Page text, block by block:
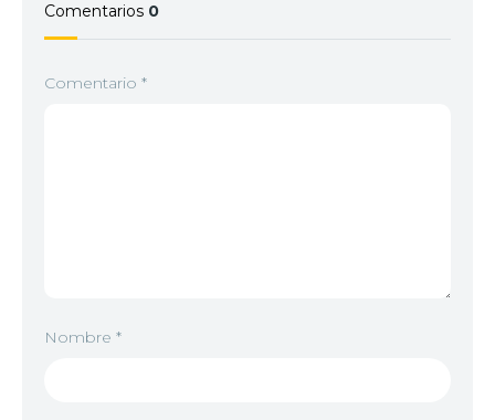
Comentarios 0
Comentario *
Nombre *